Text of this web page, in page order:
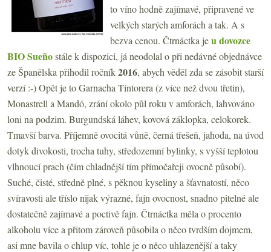
to víno hodně zajímavé, připravené ve
velkých starých amforách a tak. A s
bezva cenou. Čtrnáctka jeu dovozce
BIO Sueñostále k dispozici, já neodolal o při nedávné objednávce
ze Španělska přihodil ročník2016, abych věděl zda se zásobit starší
verzí :-) Opět je to Garnacha Tintorera (z více než dvou třetin),
Monastrell a Mandó, zrání okolo půl roku v amforách, lahvováno
loni na podzim. Burgundská láhev, kovová záklopka, celokorek.
Tmavší barva. Příjemně ovocitá vůně, černá třešeň, jahoda, na úvod
dotyk divokosti, trocha tuhy, středozemní bylinky, s vyšší teplotou
vlhnoucí prach (čím chladnější tím přímočařeji ovocně působí).
Suché, čisté, středně plné, s pěknou kyseliny a šťavnatostí, něco
svíravosti ale tříslo nijak výrazné, fajn ovocnost, snadno pitelné ale
dostatečně zajímavé a poctivě fajn. Čtrnáctka měla o procento
alkoholu více a přitom zároveň působila o něco tvrdším dojmem,
asi mne bavila o chlup víc, tohle je o něco uhlazenější a taky